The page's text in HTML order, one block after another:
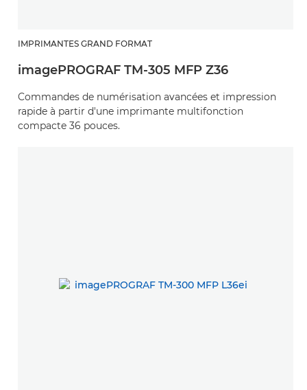
IMPRIMANTES GRAND FORMAT
imagePROGRAF TM-305 MFP Z36
Commandes de numérisation avancées et impression
rapide à partir d'une imprimante multifonction
compacte 36 pouces.